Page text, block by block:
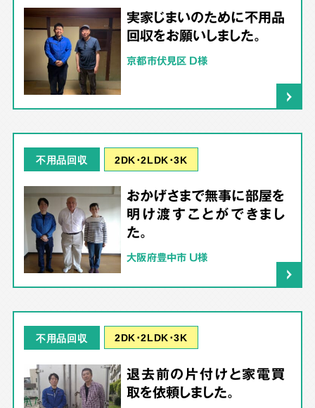
実家じまいのために不用品
回収をお願いしました。
京都市伏見区 D様
不用品回収 2DK･2LDK･3K
おかげさまで無事に部屋を
明け渡すことができまし
た。
大阪府豊中市 U様
不用品回収 2DK･2LDK･3K
退去前の片付けと家電買
取を依頼しました。